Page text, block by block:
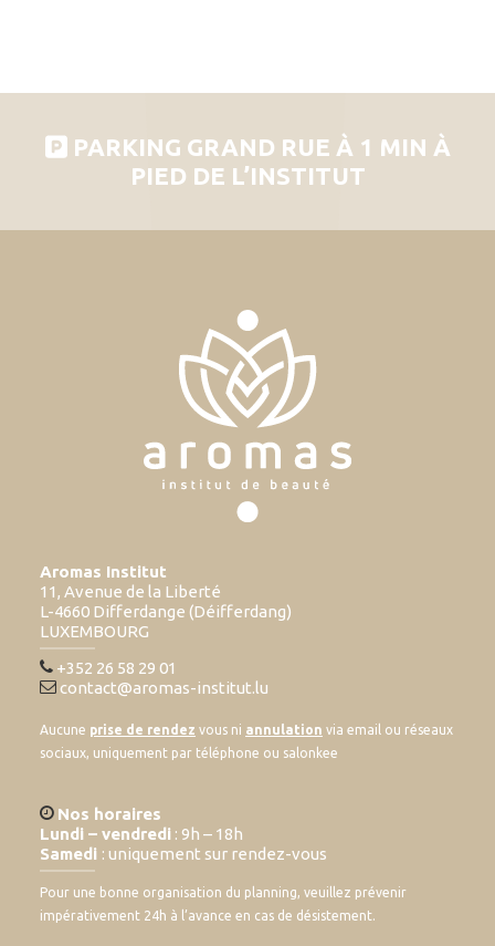
PARKING GRAND RUE À 1 MIN À
PIED DE L’INSTITUT
Aromas Institut
11, Avenue de la Liberté
L-4660 Differdange (Déifferdang)
LUXEMBOURG
+352 26 58 29 01
contact@aromas-institut.lu
Aucune prise de rendez vous ni annulation via email ou réseaux
sociaux, uniquement par téléphone ou salonkee
Nos horaires
Lundi – vendredi : 9h – 18h
Samedi : uniquement sur rendez-vous
Pour une bonne organisation du planning, veuillez prévenir
impérativement 24h à l’avance en cas de désistement.